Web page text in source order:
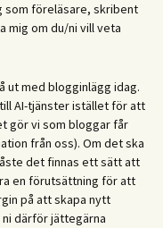
som föreläsare, skribent
mig om du/ni vill veta
ut med blogginlägg idag.
AI-tjänster istället för att
gör vi som bloggar får
från oss). Om det ska
det finnas ett sätt att
en förutsättning för att
på att skapa nytt
därför jättegärna